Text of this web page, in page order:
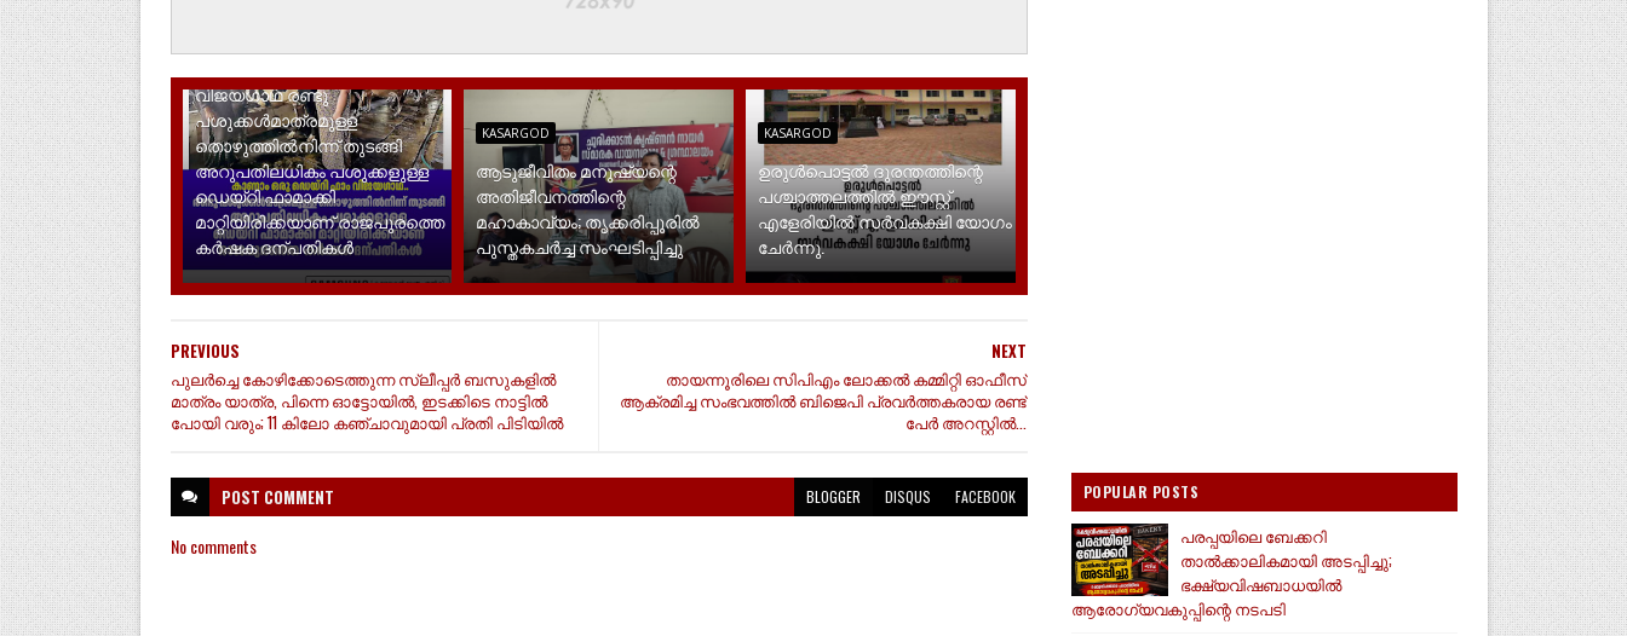
വിജയഗാഥ രണ്ടു
പശുക്കൾമാത്രമുള്ള
തൊഴുത്തിൽനിന്ന് തുടങ്ങി
അറുപതിലധികം പശുക്കളുള്ള
ഡെയ്റി ഫാമാക്കി
മാറ്റിയിരിക്കയാണ് രാജപുരത്തെ
കർഷക ദന്പതികൾ
KASARGOD
ആടുജീവിതം മനുഷ്യന്റെ
അതിജീവനത്തിന്റെ
മഹാകാവ്യം; തൃക്കരിപ്പൂരിൽ
പുസ്തകചർച്ച സംഘടിപ്പിച്ചു
KASARGOD
ഉരുൾപൊട്ടൽ ദുരന്തത്തിന്റെ
പശ്ചാത്തലത്തിൽ ഈസ്റ്റ്‌
എളേരിയിൽ സർവകക്ഷി യോഗം
ചേർന്നു.
NEXT
തായന്നൂരിലെ സിപിഎം ലോക്കൽ കമ്മിറ്റി ഓഫീസ്
ആക്രമിച്ച സംഭവത്തിൽ ബിജെപി പ്രവർത്തകരായ രണ്ട്
പേർ അറസ്റ്റിൽ...
PREVIOUS
പുലര്‍ച്ചെ കോഴിക്കോടെത്തുന്ന സ്ലീപ്പർ ബസുകളില്‍
മാത്രം യാത്ര, പിന്നെ ഓട്ടോയിൽ, ഇടക്കിടെ നാട്ടിൽ
പോയി വരും; 11 കിലോ കഞ്ചാവുമായി പ്രതി പിടിയില്‍
POST COMMENT BLOGGER DISQUS FACEBOOK
No comments
POPULAR POSTS
പരപ്പയിലെ ബേക്കറി
താൽക്കാലികമായി അടപ്പിച്ചു;
ഭക്ഷ്യവിഷബാധയിൽ
ആരോഗ്യവകുപ്പിന്റെ നടപടി